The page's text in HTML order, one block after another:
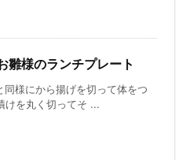
雛様のランチプレート
様にから揚げを切って体をつ
けを丸く切ってそ ...